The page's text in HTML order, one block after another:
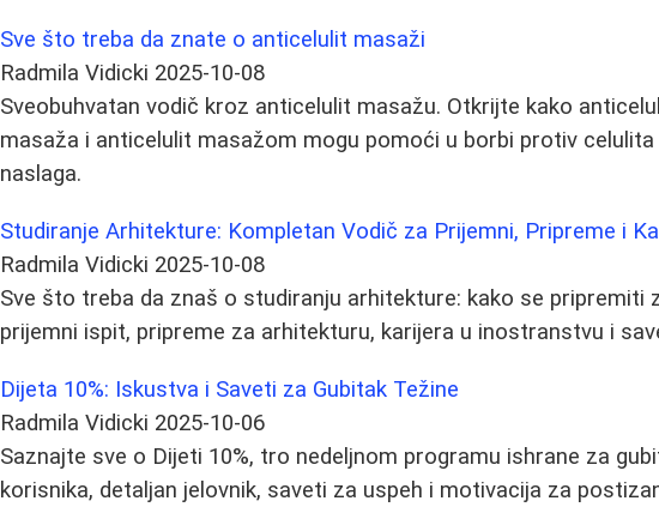
Sve što treba da znate o anticelulit masaži
Radmila Vidicki 2025-10-08
Sveobuhvatan vodič kroz anticelulit masažu. Otkrijte kako
masaža i anticelulit masažom mogu pomoći u borbi protiv celulita
naslaga.
Studiranje Arhitekture: Kompletan Vodič za Prijemni, Pripreme i
Radmila Vidicki 2025-10-08
Sve što treba da znaš o studiranju arhitekture: kako se pripremiti
prijemni ispit, pripreme za arhitekturu, karijera u inostranstvu i
Dijeta 10%: Iskustva i Saveti za Gubitak Težine
Radmila Vidicki 2025-10-06
Saznajte sve o Dijeti 10%, tro nedeljnom programu ishrane za
korisnika, detaljan jelovnik, saveti za uspeh i motivacija za